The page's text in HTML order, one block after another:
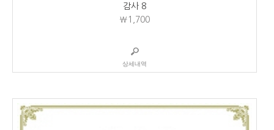
감사 8
₩1,700
상세내역